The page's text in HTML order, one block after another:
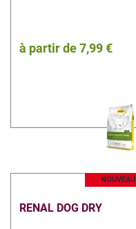
à partir de7,99 €
NOUVEAU
RENAL DOG DRY